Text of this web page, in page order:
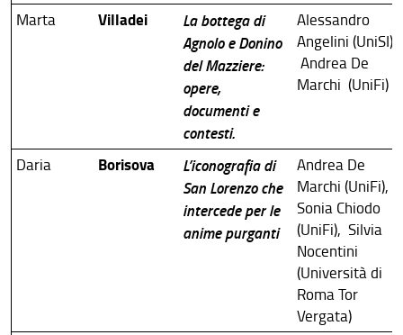
Marta Villadei
La bottega di
Agnolo e Donino
del Mazziere:
opere,
documenti e
contesti.
Alessandro
Angelini (UniSI),
Andrea De
Marchi (UniFi)
Daria Borisova
L’iconografia di
San Lorenzo che
intercede per le
anime purganti
Andrea De
Marchi (UniFi),
Sonia Chiodo
(UniFi), Silvia
Nocentini
(Università di
Roma Tor
Vergata)